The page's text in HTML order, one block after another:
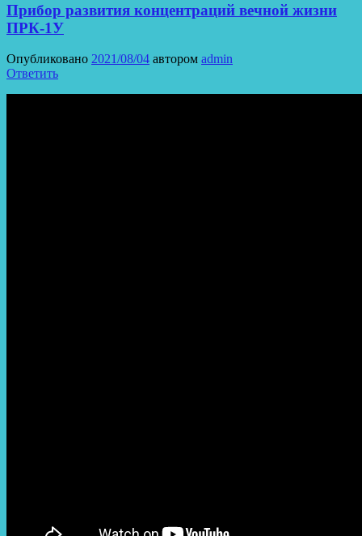
Прибор развития концентраций вечной жизни
ПРК-1У
Опубликовано 2021/08/04 автором admin
Ответить